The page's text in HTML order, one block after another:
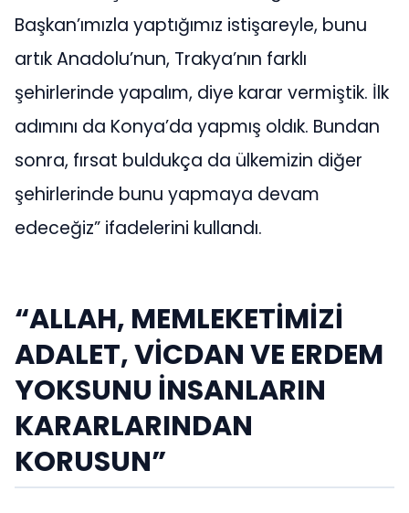
Başkan’ımızla yaptığımız istişareyle, bunu
artık Anadolu’nun, Trakya’nın farklı
şehirlerinde yapalım, diye karar vermiştik. İlk
adımını da Konya’da yapmış oldık. Bundan
sonra, fırsat buldukça da ülkemizin diğer
şehirlerinde bunu yapmaya devam
edeceğiz” ifadelerini kullandı.
“ALLAH, MEMLEKETİMİZİ
ADALET, VİCDAN VE ERDEM
YOKSUNU İNSANLARIN
KARARLARINDAN
KORUSUN”